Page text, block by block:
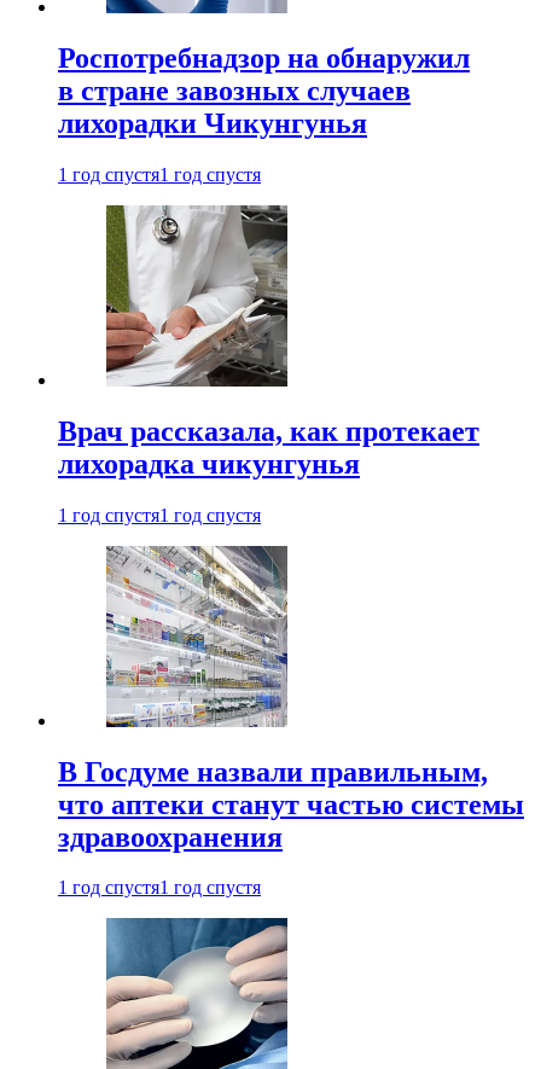
Роспотребнадзор на обнаружил
в стране завозных случаев
лихорадки Чикунгунья
1 год спустя1 год спустя
Врач рассказала, как протекает
лихорадка чикунгунья
1 год спустя1 год спустя
В Госдуме назвали правильным,
что аптеки станут частью системы
здравоохранения
1 год спустя1 год спустя